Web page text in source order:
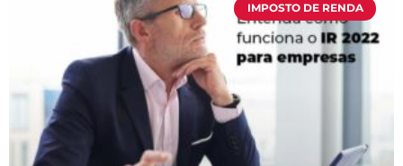
IMPOSTO DE RENDA